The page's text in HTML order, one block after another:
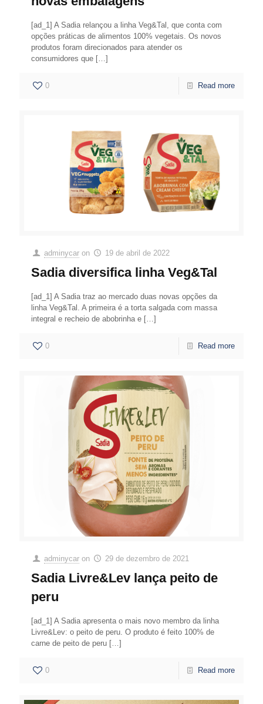
[ad_1] A Sadia relançou a linha Veg&Tal, que conta com
opções práticas de alimentos 100% vegetais. Os novos
produtos foram direcionados para atender os
consumidores que […]
0 Read more
adminycar on 19 de abril de 2022
Sadia diversifica linha Veg&Tal
[ad_1] A Sadia traz ao mercado duas novas opções da
linha Veg&Tal. A primeira é a torta salgada com massa
integral e recheio de abobrinha e […]
0 Read more
adminycar on 29 de dezembro de 2021
Sadia Livre&Lev lança peito de
peru
[ad_1] A Sadia apresenta o mais novo membro da linha
Livre&Lev: o peito de peru. O produto é feito 100% de
carne de peito de peru […]
0 Read more